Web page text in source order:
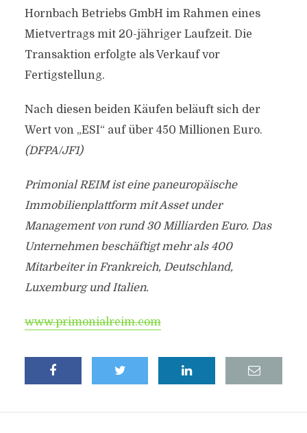
Hornbach Betriebs GmbH im Rahmen eines
Mietvertrags mit 20-jähriger Laufzeit. Die
Transaktion erfolgte als Verkauf vor
Fertigstellung.
Nach diesen beiden Käufen beläuft sich der
Wert von „ESI“ auf über 450 Millionen Euro.
(DFPA/JF1)
Primonial REIM ist eine paneuropäische
Immobilienplattform mit Asset under
Management von rund 30 Milliarden Euro. Das
Unternehmen beschäftigt mehr als 400
Mitarbeiter in Frankreich, Deutschland,
Luxemburg und Italien.
www.primonialreim.com